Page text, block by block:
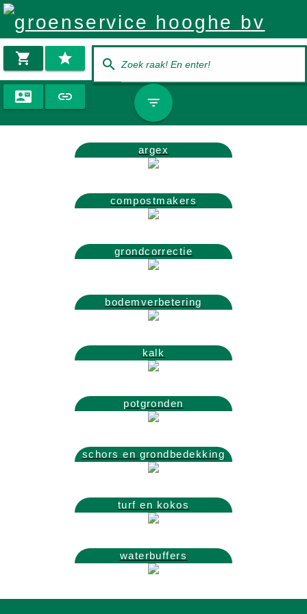

 
  
argex
compostmakers
grondcorrectie
bodemverbetering
kalk
potgronden
schors en grondbedekking
turf en kokos
waterbuffers